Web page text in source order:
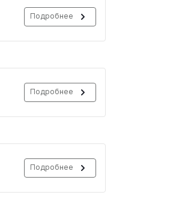
Подробнее
Подробнее
Подробнее